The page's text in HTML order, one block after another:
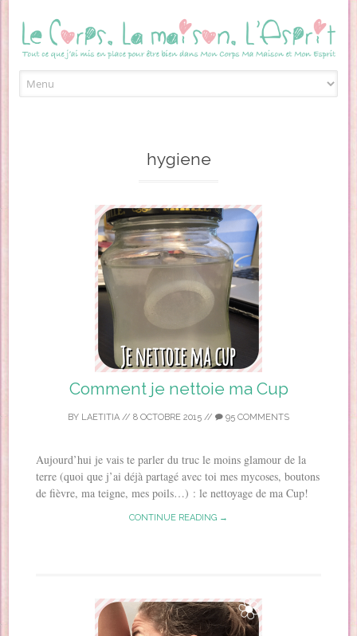
hygiene
Comment je nettoie ma Cup
BY LAETITIA // 8 OCTOBRE 2015 // 95 COMMENTS
Aujourd’hui je vais te parler du truc le moins glamour de la
terre (quoi que j’ai déjà partagé avec toi mes mycoses, boutons
de fièvre, ma teigne, mes poils…) : le nettoyage de ma Cup!
CONTINUE READING →